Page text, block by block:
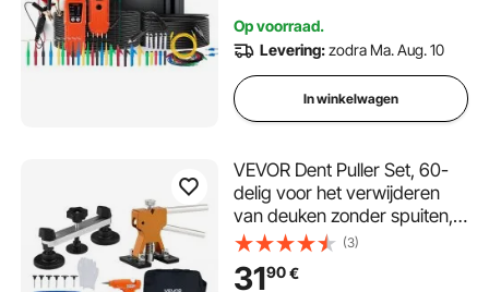
Op voorraad.
Levering:zodra Ma. Aug. 10
In winkelwagen
VEVOR Dent Puller Set, 60-
delig voor het verwijderen
van deuken zonder spuiten,
met Golden Lifter, Bridge
Puller, Rubberen hamer,
Lijmpistool, Hagelschade
(3)
3190€